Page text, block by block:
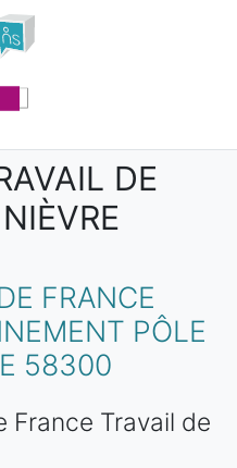
DE
FRANCE
PÔLE
58300
France Travail de